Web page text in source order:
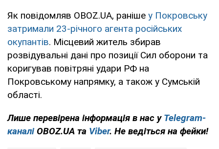
Як повідомляв OBOZ.UA, раніше у Покровську
затримали 23-річного агента російських
окупантів. Місцевий житель збирав
розвідувальні дані про позиції Сил оборони та
коригував повітряні удари РФ на
Покровському напрямку, а також у Сумській
області.
Лише перевірена інформація в нас у Telegram-
каналі OBOZ.UA та Viber. Не ведіться на фейки!